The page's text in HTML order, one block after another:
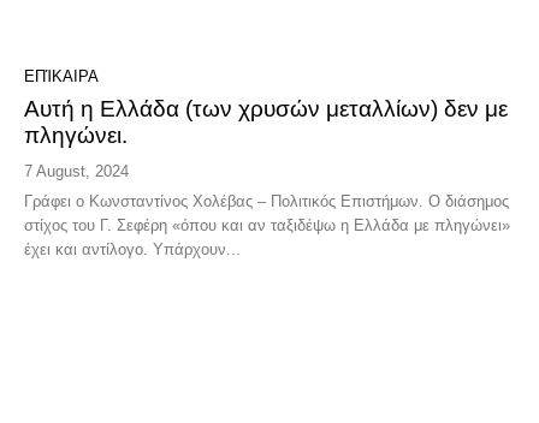
ΕΠΊΚΑΙΡΑ
Αυτή η Ελλάδα (των χρυσών μεταλλίων) δεν με
πληγώνει.
7 August, 2024
Γράφει ο Κωνσταντίνος Χολέβας – Πολιτικός Επιστήμων. Ο διάσημος
στίχος του Γ. Σεφέρη «όπου και αν ταξιδέψω η Ελλάδα με πληγώνει»
έχει και αντίλογο. Υπάρχουν...